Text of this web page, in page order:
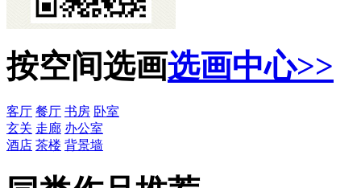
按空间选画选画中心>>
客厅 餐厅 书房 卧室
玄关 走廊 办公室
酒店 茶楼 背景墙